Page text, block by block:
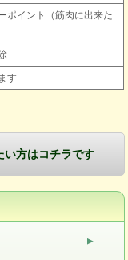
ポイント（筋肉に出来た
す
い方はコチラです